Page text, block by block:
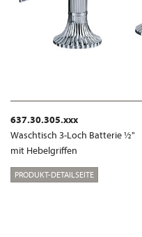
637.30.305.xxx
Waschtisch 3-Loch Batterie ½"
mit Hebelgriffen
PRODUKT-DETAILSEITE